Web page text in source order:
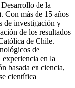
de la
Con más de 15 años
de investigación y
de los resultados
de Chile.
de
experiencia en la
basada en ciencia,
científica.